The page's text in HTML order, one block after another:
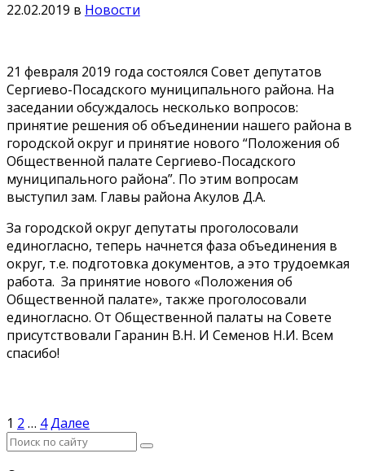
22.02.2019 в Новости
21 февраля 2019 года состоялся Совет депутатов
Сергиево-Посадского муниципального района. На
заседании обсуждалось несколько вопросов:
принятие решения об объединении нашего района в
городской округ и принятие нового “Положения об
Общественной палате Сергиево-Посадского
муниципального района”. По этим вопросам
выступил зам. Главы района Акулов Д.А.
За городской округ депутаты проголосовали
единогласно, теперь начнется фаза объединения в
округ, т.е. подготовка документов, а это трудоемкая
работа. За принятие нового «Положения об
Общественной палате», также проголосовали
единогласно. От Общественной палаты на Совете
присутствовали Гаранин В.Н. И Семенов Н.И. Всем
спасибо!
Пагинация
записей
1 2 … 4Далее